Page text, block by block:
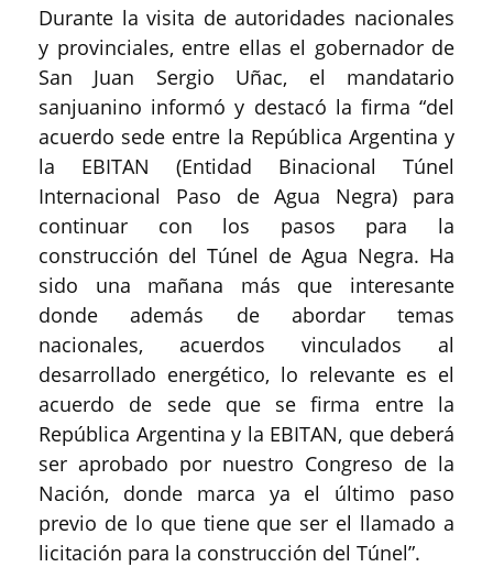
Durante la visita de autoridades nacionales
y provinciales, entre ellas el gobernador de
San Juan Sergio Uñac, el mandatario
sanjuanino informó y destacó la firma “del
acuerdo sede entre la República Argentina y
la EBITAN (Entidad Binacional Túnel
Internacional Paso de Agua Negra) para
continuar con los pasos para la
construcción del Túnel de Agua Negra. Ha
sido una mañana más que interesante
donde además de abordar temas
nacionales, acuerdos vinculados al
desarrollado energético, lo relevante es el
acuerdo de sede que se firma entre la
República Argentina y la EBITAN, que deberá
ser aprobado por nuestro Congreso de la
Nación, donde marca ya el último paso
previo de lo que tiene que ser el llamado a
licitación para la construcción del Túnel”.